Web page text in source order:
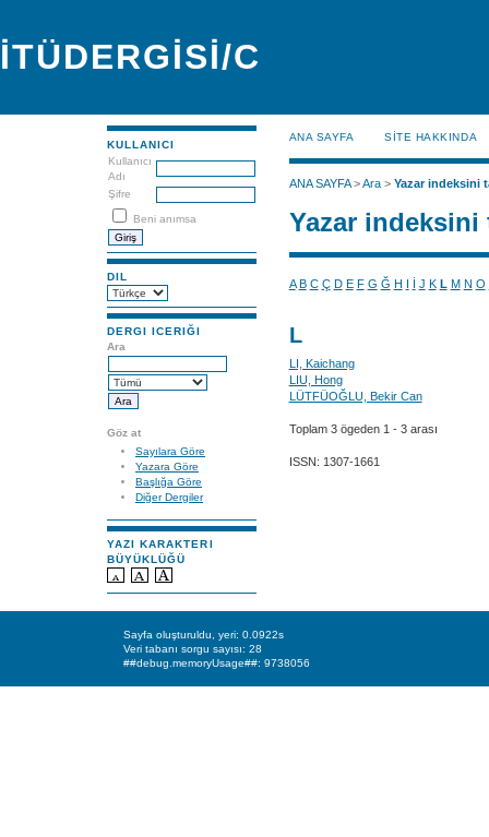
İTÜDERGİSİ/C
KULLANICI
Kullanıcı
Adı
Şifre
Beni anımsa
DIL
DERGI ICERIĞI
Ara
Göz at
Sayılara Göre
Yazara Göre
Başlığa Göre
Diğer Dergiler
YAZI KARAKTERI
BÜYÜKLÜĞÜ
ANA SAYFA SİTE HAKKINDA
ANA SAYFA>Ara> Yazar indeksini
Yazar indeksini
A B C Ç D E F G Ğ H I İ J K L M N O
L
LI, Kaichang
LIU, Hong
LÜTFÜOĞLU, Bekir Can
Toplam 3 ögeden 1 - 3 arası
ISSN: 1307-1661
Sayfa oluşturuldu, yeri: 0.0922s
Veri tabanı sorgu sayısı: 28
##debug.memoryUsage##: 9738056